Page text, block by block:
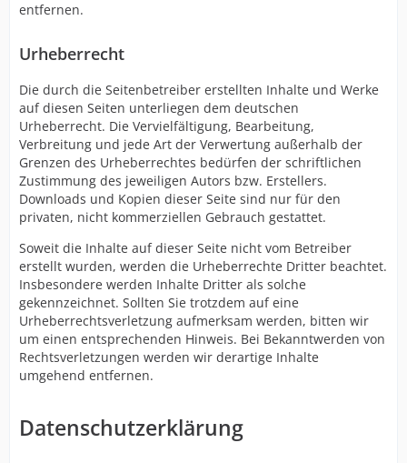
entfernen.
Urheberrecht
Die durch die Seitenbetreiber erstellten Inhalte und Werke
auf diesen Seiten unterliegen dem deutschen
Urheberrecht. Die Vervielfältigung, Bearbeitung,
Verbreitung und jede Art der Verwertung außerhalb der
Grenzen des Urheberrechtes bedürfen der schriftlichen
Zustimmung des jeweiligen Autors bzw. Erstellers.
Downloads und Kopien dieser Seite sind nur für den
privaten, nicht kommerziellen Gebrauch gestattet.
Soweit die Inhalte auf dieser Seite nicht vom Betreiber
erstellt wurden, werden die Urheberrechte Dritter beachtet.
Insbesondere werden Inhalte Dritter als solche
gekennzeichnet. Sollten Sie trotzdem auf eine
Urheberrechtsverletzung aufmerksam werden, bitten wir
um einen entsprechenden Hinweis. Bei Bekanntwerden von
Rechtsverletzungen werden wir derartige Inhalte
umgehend entfernen.
Datenschutzerklärung